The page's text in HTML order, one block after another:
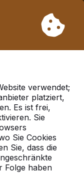
Sie daher längere
verwendet;
platziert,
Es ist frei,
Sie
Sie Cookies
Sie, dass die
Folge haben